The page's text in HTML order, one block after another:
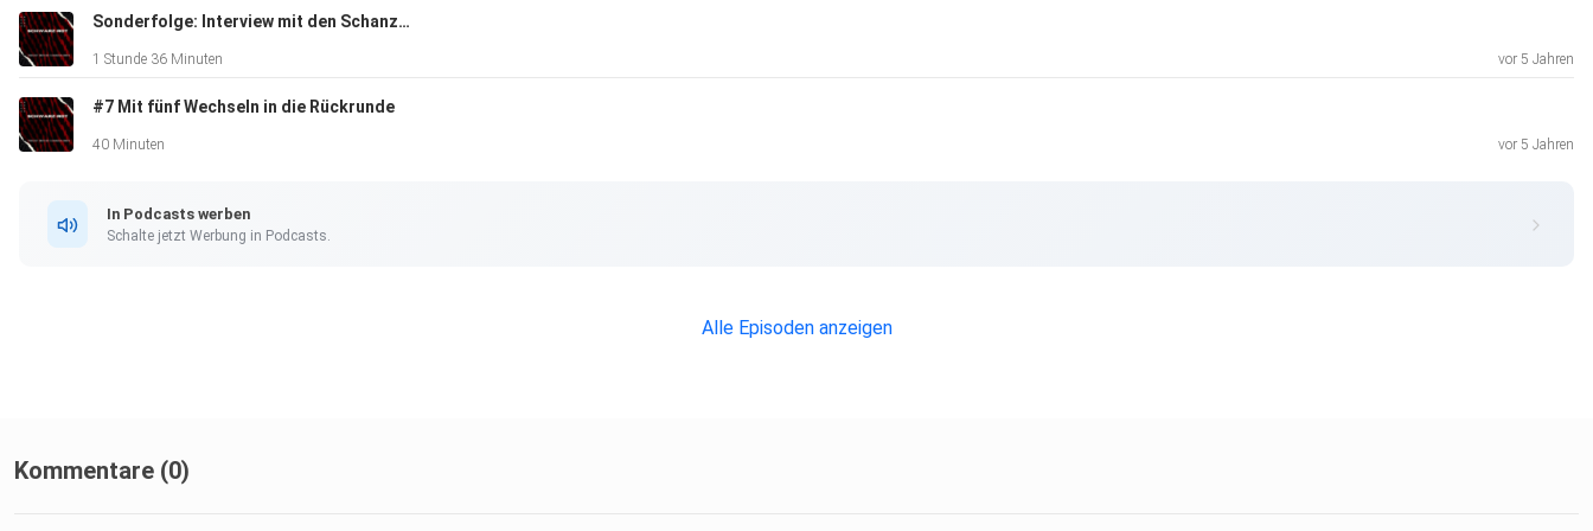
Sonderfolge: Interview mit den Schanzerinnen - "Langfristig ist die 1. Liga das Ziel"
1 Stunde 36 Minuten vor 5 Jahren
#7 Mit fünf Wechseln in die Rückrunde
40 Minuten vor 5 Jahren
In Podcasts werben
Schalte jetzt Werbung in Podcasts.
Alle Episoden anzeigen
Kommentare (0)